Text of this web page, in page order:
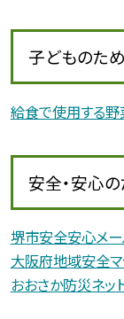
子どものた
給食で使用する
安全・安心
堺市安全安心メー
大阪府地域安全マ
おおさか防災ネット